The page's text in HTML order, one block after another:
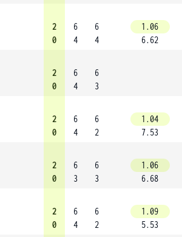
2
0
6
4
6
4
1.06
6.62
2
0
6
4
6
3
2
0
6
4
6
2
1.04
7.53
2
0
6
3
6
3
1.06
6.68
2
0
6
4
6
2
1.09
5.53